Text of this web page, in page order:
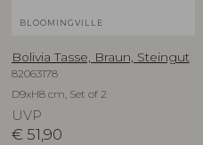
BLOOMINGVILLE
Bolivia Tasse, Braun, Steingut
82063178
D9xH8 cm, Set of 2
UVP
€ 51,90